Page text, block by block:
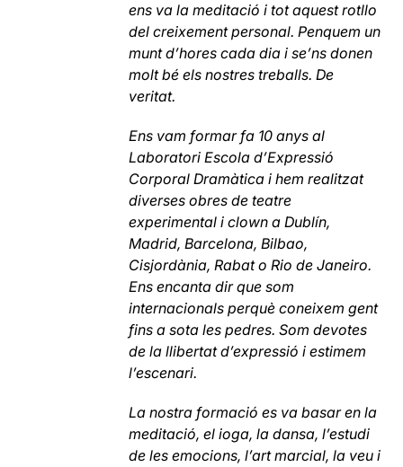
ens va la meditació i tot aquest rotllo
del creixement personal. Penquem un
munt d’hores cada dia i se’ns donen
molt bé els nostres treballs. De
veritat.
Ens vam formar fa 10 anys al
Laboratori Escola d’Expressió
Corporal Dramàtica i hem realitzat
diverses obres de teatre
experimental i clown a Dublín,
Madrid, Barcelona, ​​Bilbao,
Cisjordània, Rabat o Rio de Janeiro.
Ens encanta dir que som
internacionals perquè coneixem gent
fins a sota les pedres. Som devotes
de la llibertat d’expressió i estimem
l’escenari.
La nostra formació es va basar en la
meditació, el ioga, la dansa, l’estudi
de les emocions, l’art marcial, la veu i